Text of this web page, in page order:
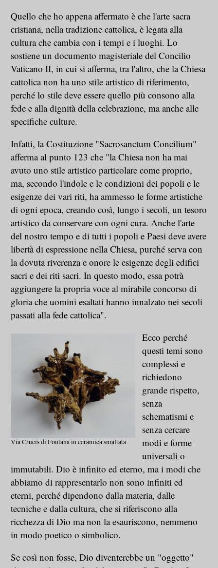
Quello che ho appena affermato è che l'arte sacra
cristiana, nella tradizione cattolica, è legata alla
cultura che cambia con i tempi e i luoghi. Lo
sostiene un documento magisteriale del Concilio
Vaticano II, in cui si afferma, tra l'altro, che la Chiesa
cattolica non ha uno stile artistico di riferimento,
perché lo stile deve essere quello più consono alla
fede e alla dignità della celebrazione, ma anche alle
specifiche culture.
Infatti, la Costituzione "Sacrosanctum Concilium"
afferma al punto 123 che "la Chiesa non ha mai
avuto uno stile artistico particolare come proprio,
ma, secondo l'indole e le condizioni dei popoli e le
esigenze dei vari riti, ha ammesso le forme artistiche
di ogni epoca, creando così, lungo i secoli, un tesoro
artistico da conservare con ogni cura. Anche l'arte
del nostro tempo e di tutti i popoli e Paesi deve avere
libertà di espressione nella Chiesa, purché serva con
la dovuta riverenza e onore le esigenze degli edifici
sacri e dei riti sacri. In questo modo, essa potrà
aggiungere la propria voce al mirabile concorso di
gloria che uomini esaltati hanno innalzato nei secoli
passati alla fede cattolica".
Via Crucis di Fontana in ceramica smaltata
Ecco perché
questi temi sono
complessi e
richiedono
grande rispetto,
senza
schematismi e
senza cercare
modi e forme
universali o
immutabili. Dio è infinito ed eterno, ma i modi che
abbiamo di rappresentarlo non sono infiniti ed
eterni, perché dipendono dalla materia, dalle
tecniche e dalla cultura, che si riferiscono alla
ricchezza di Dio ma non la esauriscono, nemmeno
in modo poetico o simbolico.
Se così non fosse, Dio diventerebbe un "oggetto"